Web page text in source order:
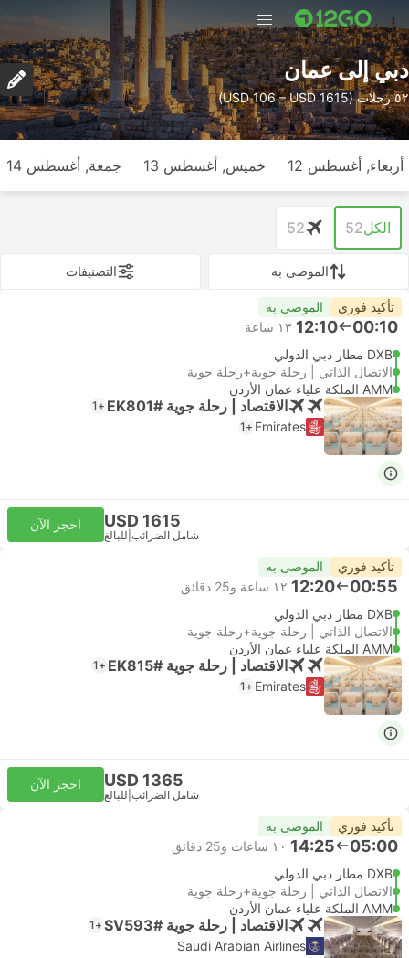
دبي إلى عمان
٥٢ رحلات (USD 106 – USD 1615)
أربعاء, أغسطس 12 خميس, أغسطس 13 جمعة, أغسطس 14
الكل52
52
الموصى به التصنيفات
تأكيد فوري الموصى به
00:10
12:10 ١٣ ساعة
DXB مطار دبي الدولي
الاتصال الذاتي | رحلة جوية+رحلة جوية
AMM الملكة علياء عمان الأردن
الاقتصاد | رحلة جوية #EK801 +1
Emirates
+1
USD 1615
شامل الضرائب للبالغ
احجز الآن
تأكيد فوري الموصى به
00:55
12:20 ١٢ ساعة و‫25 دقائق
DXB مطار دبي الدولي
الاتصال الذاتي | رحلة جوية+رحلة جوية
AMM الملكة علياء عمان الأردن
الاقتصاد | رحلة جوية #EK815 +1
Emirates
+1
USD 1365
شامل الضرائب للبالغ
احجز الآن
تأكيد فوري الموصى به
05:00
14:25 ١٠ ساعات و‫25 دقائق
DXB مطار دبي الدولي
الاتصال الذاتي | رحلة جوية+رحلة جوية
AMM الملكة علياء عمان الأردن
الاقتصاد | رحلة جوية #SV593 +1
Saudi Arabian Airlines